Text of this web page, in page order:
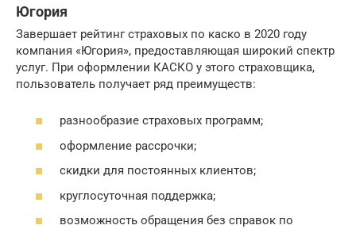
Югория
Завершает рейтинг страховых по каско в 2020 году
компания «Югория», предоставляющая широкий спектр
услуг. При оформлении КАСКО у этого страховщика,
пользователь получает ряд преимуществ:
разнообразие страховых программ;
оформление рассрочки;
скидки для постоянных клиентов;
круглосуточная поддержка;
возможность обращения без справок по